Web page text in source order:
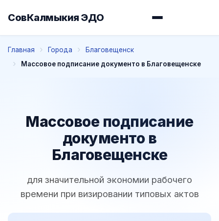
СовКалмыкия ЭДО
Главная Города
Благовещенск
Массовое подписание документо в Благовещенске
Массовое подписание
документо в
Благовещенске
для значительной экономии рабочего
времени при визировании типовых актов